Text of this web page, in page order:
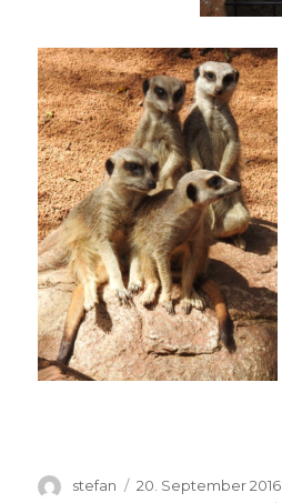
Autor
stefan
Veröffentlicht
20. September 2016